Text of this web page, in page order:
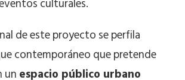
culturales.
de este proyecto se perfila
contemporáneo que pretende
unespacio público urbano